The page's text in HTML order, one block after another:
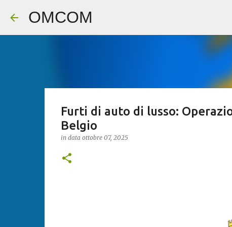
OMCOM
Furti di auto di lusso:
Belgio
in data ottobre 07, 2025